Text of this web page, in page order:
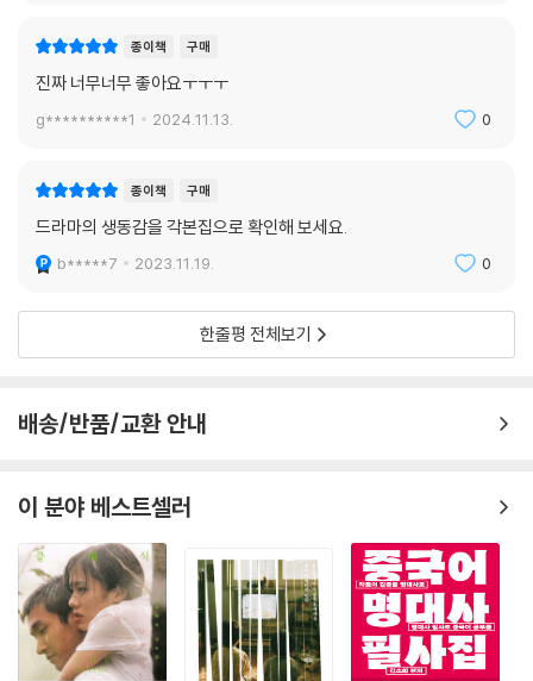
종이책 구매
진짜 너무너무 좋아요ㅜㅜㅜ
g**********1 2024.11.13. 0
종이책 구매
드라마의 생동감을 각본집으로 확인해 보세요.
b*****7 2023.11.19. 0
한줄평 전체보기
배송/반품/교환 안내
이 분야 베스트셀러